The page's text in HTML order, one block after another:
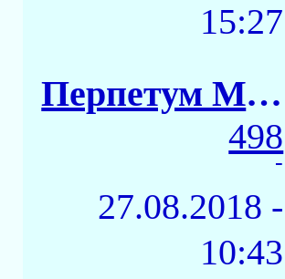
15:27
Перпетум Мобиле
498
-
27.08.2018 -
10:43